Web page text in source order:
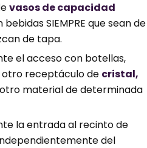
vasos de capacidad
bebidas SIEMPRE que sean de
de tapa.
el acceso con botellas,
otro receptáculo de cristal,
material de determinada
la entrada al recinto de
del